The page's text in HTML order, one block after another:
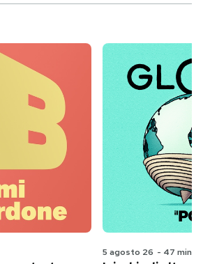
5 agosto 26 - 47 min